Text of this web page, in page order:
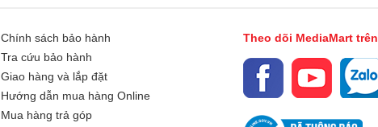
Chính sách bảo hành
Tra cứu bảo hành
Giao hàng và lắp đặt
Hướng dẫn mua hàng Online
Mua hàng trả góp
Theo dõi MediaMart trên